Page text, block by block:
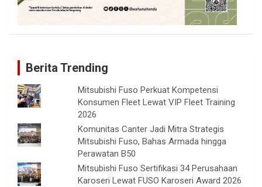
Berita Trending
Mitsubishi Fuso Perkuat Kompetensi
Konsumen Fleet Lewat VIP Fleet Training
2026
Komunitas Canter Jadi Mitra Strategis
Mitsubishi Fuso, Bahas Armada hingga
Perawatan B50
Mitsubishi Fuso Sertifikasi 34 Perusahaan
Karoseri Lewat FUSO Karoseri Award 2026